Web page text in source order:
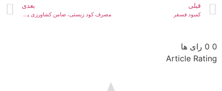
قبلی
کمبود فسفر
بعدی
مصرف کود زیستی، ضامن کشاورزی پایدار
0
0 رای ها
Article Rating